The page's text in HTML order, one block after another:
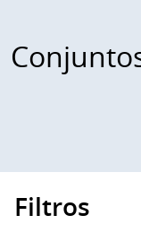
Filtros